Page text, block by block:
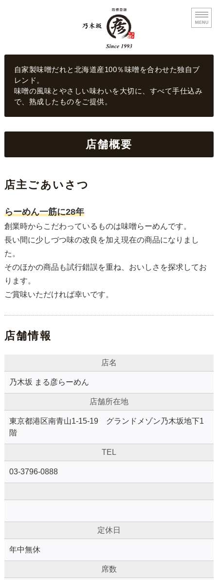
乃木坂まる彦らーめん
自家製味噌だれと北海道産100％味噌を合わせた独自ブ
レンド。
味噌の風味とやさしい味わいを大切に、すべて手仕込み
で、熟成したものをご提供。
メニュー
店舗概要
ご予約
店舗概要
店主ごあいさつ
らーめん一筋に28年
創業時からこだわっているものは味噌らーめんです。
長い間に少しづつ味の改良を加え現在の商品になりまし
た。
そのほかの商品も試行錯誤を重ね、おいしさを探求してお
ります。
ご賞味いただければ幸いです。
店舗情報
店名
乃木坂 まる彦らーめん
店舗所在地
東京都港区南青山1-15-19 グランドメゾン乃木坂地下1
階
TEL
03-3796-0888
定休日
年中無休
席数